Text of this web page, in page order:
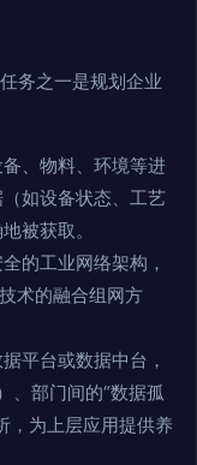
务之一是规划企业
、物料、环境等进
如设备状态、工艺
被获取。
的工业网络架构，
术的融合组网方
平台或数据中台，
、部门间的“数据孤
，为上层应用提供养